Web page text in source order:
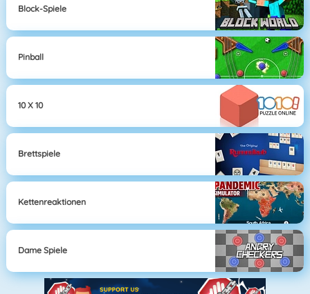
Block-Spiele
Pinball
10 X 10
Brettspiele
Kettenreaktionen
Dame Spiele